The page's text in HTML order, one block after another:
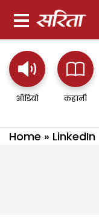
ऑडियो कहानी
Home » LinkedIn